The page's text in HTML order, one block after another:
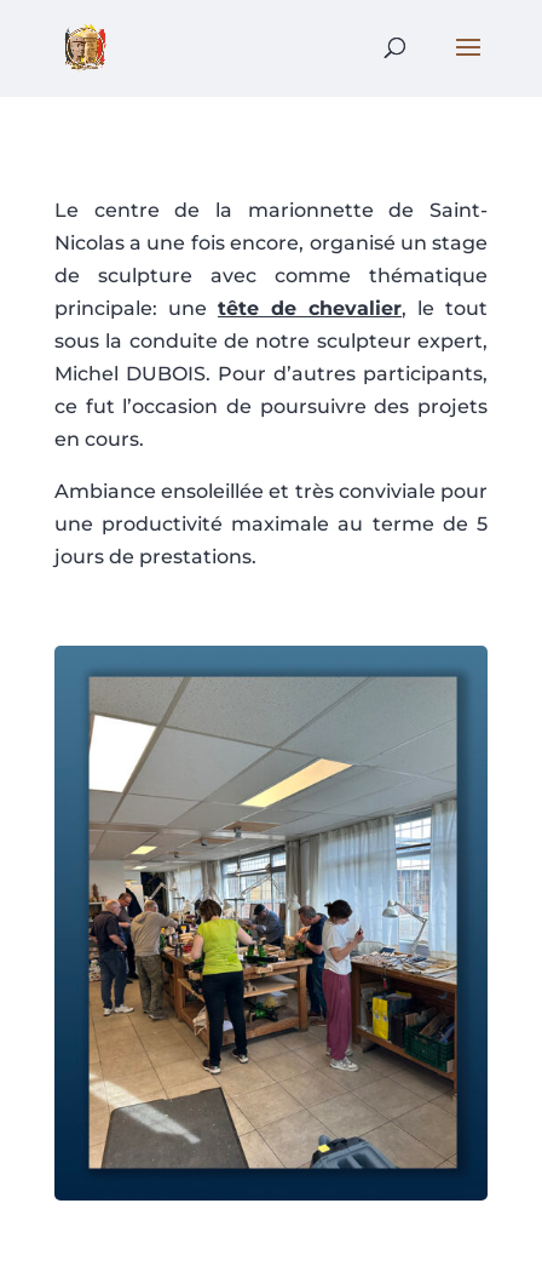
Le centre de la marionnette de Saint-
Nicolas a une fois encore, organisé un stage
de sculpture avec comme thématique
principale: une tête de chevalier, le tout
sous la conduite de notre sculpteur expert,
Michel DUBOIS. Pour d’autres participants,
ce fut l’occasion de poursuivre des projets
en cours.
Ambiance ensoleillée et très conviviale pour
une productivité maximale au terme de 5
jours de prestations.